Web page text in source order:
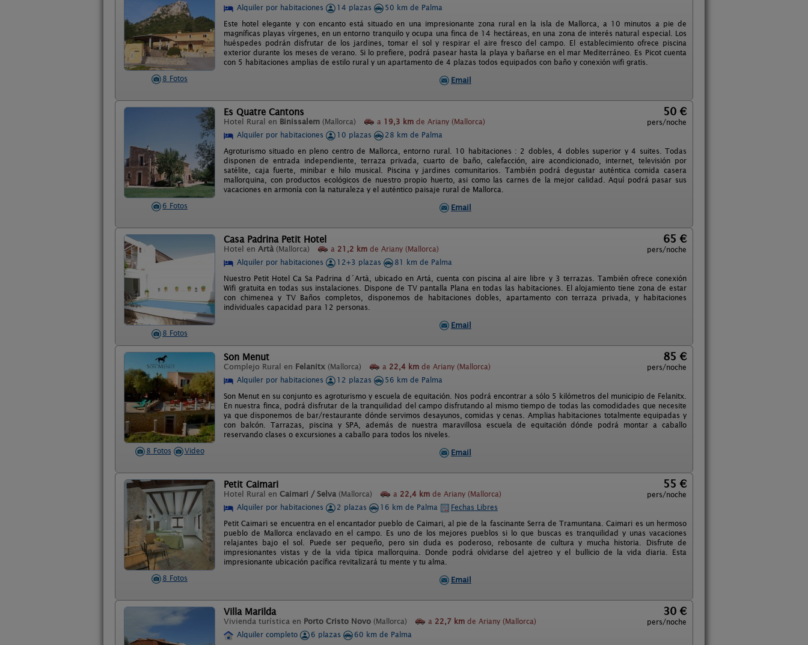
8 Fotos
Alquiler por habitaciones
14 plazas
50 km de Palma
Este hotel elegante y con encanto está situado en una impresionante zona rural en la isla de Mallorca, a 10 minutos a pie de
magníficas playas vírgenes, en un entorno tranquilo y ocupa una finca de 14 hectáreas, en una zona de interés natural especial. Los
huéspedes podrán disfrutar de los jardines, tomar el sol y respirar el aire fresco del campo. El establecimiento ofrece piscina
exterior durante los meses de verano. Si lo prefiere, podrá pasear hasta la playa y bañarse en el mar Mediterráneo. Es Picot cuenta
con 5 habitaciones amplias de estilo rural y un apartamento de 4 plazas todos equipados con baño y conexión wifi gratis.
Email
6 Fotos
Es Quatre Cantons
Hotel Rural en Binissalem (Mallorca) a 19,3 km de Ariany (Mallorca)
50 €
pers/noche
Alquiler por habitaciones
10 plazas
28 km de Palma
Agroturismo situado en pleno centro de Mallorca, entorno rural. 10 habitaciones : 2 dobles, 4 dobles superior y 4 suites. Todas
disponen de entrada independiente, terraza privada, cuarto de baño, calefacción, aire acondicionado, internet, televisión por
satélite, caja fuerte, minibar e hilo musical. Piscina y jardines comunitarios. También podrá degustar auténtica comida casera
mallorquina, con productos ecológicos de nuestro propio huerto, asi como las carnes de la mejor calidad. Aquí podrá pasar sus
vacaciones en armonía con la naturaleza y el auténtico paisaje rural de Mallorca.
Email
8 Fotos
Casa Padrina Petit Hotel
Hotel en Artà (Mallorca) a 21,2 km de Ariany (Mallorca)
65 €
pers/noche
Alquiler por habitaciones
12+3 plazas
81 km de Palma
Nuestro Petit Hotel Ca Sa Padrina d´Artà, ubicado en Artá, cuenta con piscina al aire libre y 3 terrazas. También ofrece conexión
Wifi gratuita en todas sus instalaciones. Dispone de TV pantalla Plana en todas las habitaciones. El alojamiento tiene zona de estar
con chimenea y TV Baños completos, disponemos de habitaciones dobles, apartamento con terraza privada, y habitaciones
individuales capacidad para 12 personas.
Email
8 Fotos Video
Son Menut
Complejo Rural en Felanitx (Mallorca) a 22,4 km de Ariany (Mallorca)
85 €
pers/noche
Alquiler por habitaciones
12 plazas
56 km de Palma
Son Menut en su conjunto es agroturismo y escuela de equitación. Nos podrá encontrar a sólo 5 kilómetros del municipio de Felanitx.
En nuestra finca, podrá disfrutar de la tranquilidad del campo disfrutando al mismo tiempo de todas las comodidades que necesite
ya que disponemos de bar/restaurante dónde servimos desayunos, comidas y cenas. Amplias habitaciones totalmente equipadas y
con balcón. Tarrazas, piscina y SPA, además de nuestra maravillosa escuela de equitación dónde podrá montar a caballo
reservando clases o excursiones a caballo para todos los niveles.
Email
8 Fotos
Petit Caimari
Hotel Rural en Caimari / Selva (Mallorca) a 22,4 km de Ariany (Mallorca)
55 €
pers/noche
Alquiler por habitaciones
2 plazas 16 km de Palma
Fechas Libres
Petit Caimari se encuentra en el encantador pueblo de Caimari, al pie de la fascinante Serra de Tramuntana. Caimari es un hermoso
pueblo de Mallorca enclavado en el campo. Es uno de los mejores pueblos si lo que buscas es tranquilidad y unas vacaciones
relajantes bajo el sol. Puede ser pequeño, pero sin duda es poderoso, rebosante de cultura y mucha historia. Disfrute de
impresionantes vistas y de la vida típica mallorquina. Donde podrá olvidarse del ajetreo y el bullicio de la vida diaria. Esta
impresionante ubicación pacífica revitalizará tu mente y tu alma.
Email
Villa Marilda
Vivienda turística en Porto Cristo Novo (Mallorca) a 22,7 km de Ariany (Mallorca)
30 €
pers/noche
Alquiler completo
6 plazas
60 km de Palma